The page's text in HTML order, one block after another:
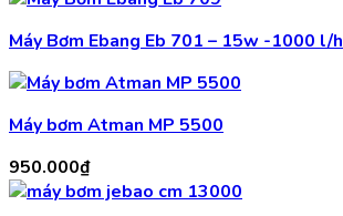
Máy Bơm Ebang Eb 701 – 15w -1000 l/h
Máy bơm Atman MP 5500
950.000₫